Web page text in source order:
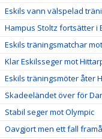
Eskils vann välspelad
Hampus Stoltz fortsätter i
Eskils träningsmatchar
Klar Eskilsseger mot
Eskils träningsmöter åter
Skadeeländet över för
Stabil seger mot Olympic
Oavgjort men ett fall